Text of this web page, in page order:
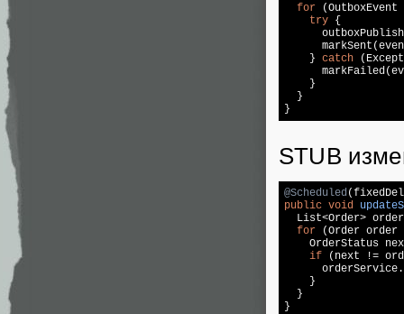
for
try {
    }
catch
    }
  }
}
STUB
@Scheduled
public void
List<Order>
for (Order
OrderStatus
if (next !=
    }
  }
}